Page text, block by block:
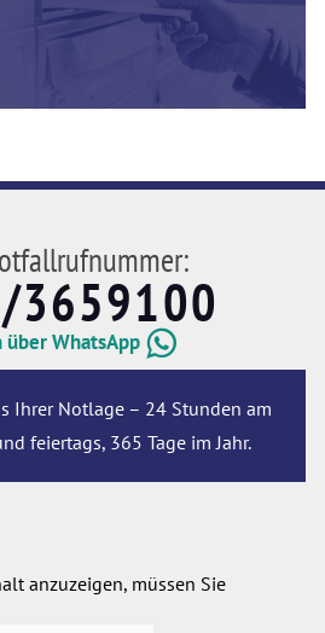
3659100
über WhatsApp
Ihrer Notlage – 24 Stunden am
feiertags, 365 Tage im Jahr.
anzuzeigen, müssen Sie